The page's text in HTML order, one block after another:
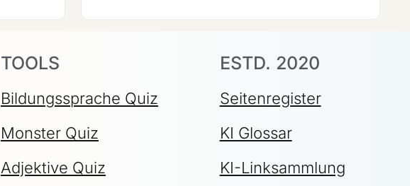
TOOLS
Bildungssprache Quiz
Monster Quiz
Adjektive Quiz
ESTD. 2020
Seitenregister
KI Glossar
KI-Linksammlung